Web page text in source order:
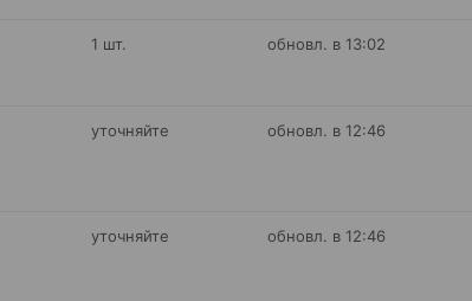
1 шт. обновл. в 13:02
уточняйте обновл. в 12:46
уточняйте обновл. в 12:46